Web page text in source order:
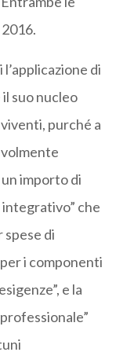
di
suo nucleo
purché a
importo di
che
spese di
i componenti
e la